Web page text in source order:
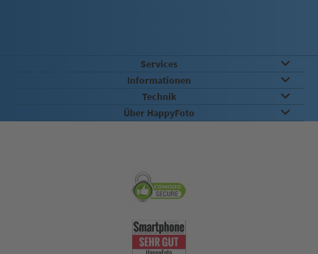
Services
Informationen
Technik
Über HappyFoto